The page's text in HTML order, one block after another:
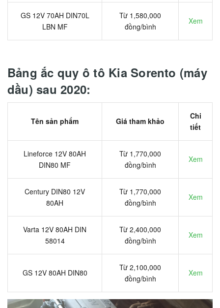
GS 12V 70AH DIN70L
LBN MF
Từ 1,580,000
đồng/bình
Xem
Bảng ắc quy ô tô Kia Sorento (máy
dầu) sau 2020:
Tên sản phẩm Giá tham khảo
Chi
tiết
Lineforce 12V 80AH
DIN80 MF
Từ 1,770,000
đồng/bình
Xem
Century DIN80 12V
80AH
Từ 1,770,000
đồng/bình
Xem
Varta 12V 80AH DIN
58014
Từ 2,400,000
đồng/bình
Xem
GS 12V 80AH DIN80
Từ 2,100,000
đồng/bình
Xem